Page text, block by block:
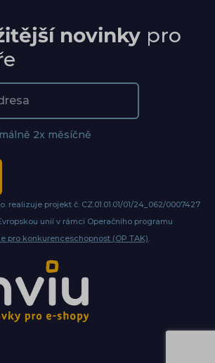
novinky pro
2x měsíčně
realizuje projekt č. CZ.01.01.01/01/24_062/0007427
unií v rámci Operačního programu
pro konkurenceschopnost (OP TAK).